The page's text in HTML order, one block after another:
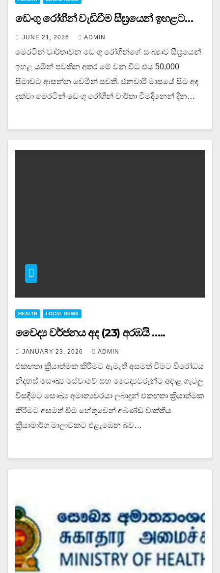
ඩෙංගු රෝගීන් වැඩිවීම සීඝ්‍රයෙන් ඉහළට…
JUNE 21, 2026 ADMIN
මෙරටින් වාර්තාවන ඩෙංගු රෝගීන්ගේ සංඛ්‍යාව සීඝ්‍රයෙන්
ඉහළ යමින් පවතින අතර මේ වන විට එය 50,000
සීමාවට ආසන්න වෙමින් පවති. ජනවාරි මාසයේ සිට අද
දක්වා මෙරටින් ඩෙංගු රෝගීන් වාර්තා වීමදිනෙන් දින…
HEALTH LOCAL NEWS
වෛද්‍ය වර්ජනය අද (23) අරඹයි …..
JANUARY 23, 2026 ADMIN
එකඟතා ක්‍රියාත්මක කිරීමට ඇමැති අසමත් වීමට විරෝධය
නිදහස් සෞඛ්‍ය සේවාවේ සහ වෛද්‍යවරුන්ට අදාළ ගැටලු
විසඳීමට සෞඛ්‍ය අමාත්‍යවරයා ලබාදුන් එකඟතා ක්‍රියාත්මක
කිරීමට අසමත් වීම හේතුවෙන් අඛණ්ඩ වෘත්තීය
ක්‍රියාමාර්ග මාලාවකට එළැඹෙන බව…